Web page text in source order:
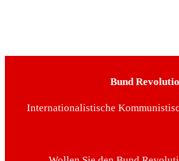
Bund
Internationalistische